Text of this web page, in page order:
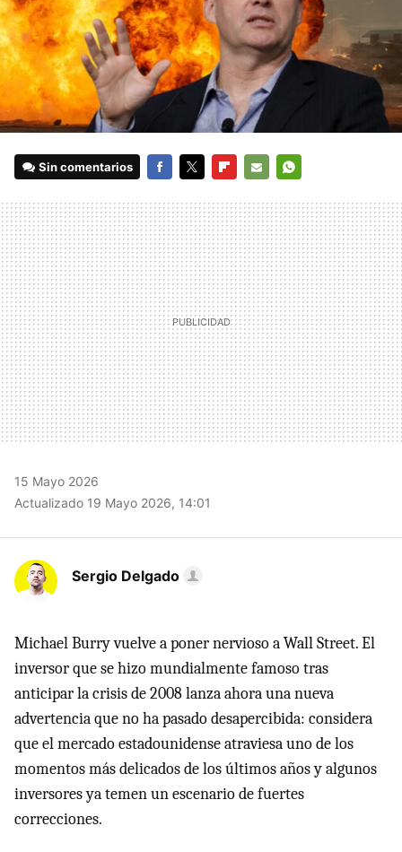
Sin comentarios
MAIL
15 Mayo 2026
Actualizado 19 Mayo 2026, 14:01
Sergio Delgado
Michael Burry vuelve a poner nervioso a Wall Street. El
inversor que se hizo mundialmente famoso tras
anticipar la crisis de 2008 lanza ahora una nueva
advertencia que no ha pasado desapercibida: considera
que el mercado estadounidense atraviesa uno de los
momentos más delicados de los últimos años y algunos
inversores ya temen un escenario de fuertes
correcciones.